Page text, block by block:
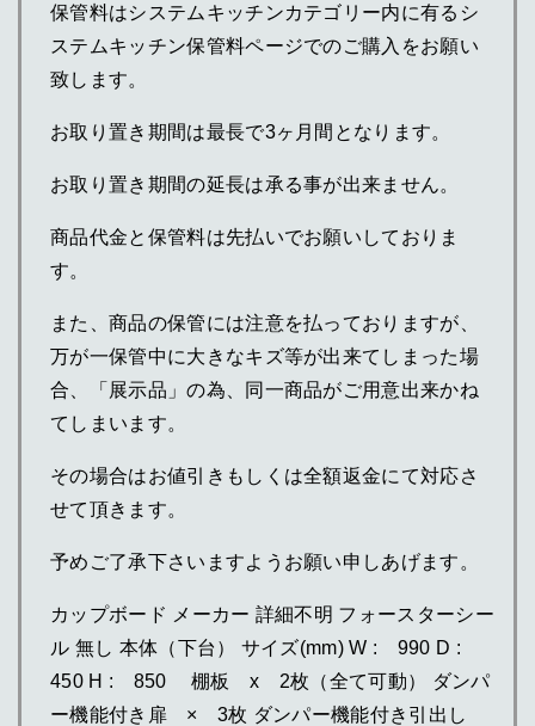
保管料はシステムキッチンカテゴリー内に有るシ
ステムキッチン保管料ページでのご購入をお願い
致します。
お取り置き期間は最長で3ヶ月間となります。
お取り置き期間の延長は承る事が出来ません。
商品代金と保管料は先払いでお願いしておりま
す。
また、商品の保管には注意を払っておりますが、
万が一保管中に大きなキズ等が出来てしまった場
合、「展示品」の為、同一商品がご用意出来かね
てしまいます。
その場合はお値引きもしくは全額返金にて対応さ
せて頂きます。
予めご了承下さいますようお願い申しあげます。
カップボード メーカー 詳細不明 フォースターシー
ル 無し 本体（下台） サイズ(mm) W : 990 D :
450 H : 850 棚板 x 2枚（全て可動） ダンパ
ー機能付き扉 × 3枚 ダンパー機能付き引出し